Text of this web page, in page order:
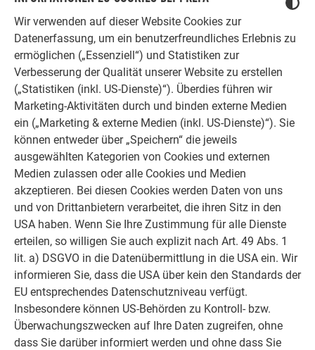
Wir verwenden auf dieser Website Cookies zur
Datenerfassung, um ein benutzerfreundliches Erlebnis zu
ermöglichen („Essenziell“) und Statistiken zur
Verbesserung der Qualität unserer Website zu erstellen
(„Statistiken (inkl. US-Dienste)“). Überdies führen wir
Marketing-Aktivitäten durch und binden externe Medien
ein („Marketing & externe Medien (inkl. US-Dienste)“). Sie
können entweder über „Speichern“ die jeweils
ausgewählten Kategorien von Cookies und externen
Medien zulassen oder alle Cookies und Medien
akzeptieren. Bei diesen Cookies werden Daten von uns
und von Drittanbietern verarbeitet, die ihren Sitz in den
USA haben. Wenn Sie Ihre Zustimmung für alle Dienste
erteilen, so willigen Sie auch explizit nach Art. 49 Abs. 1
lit. a) DSGVO in die Datenübermittlung in die USA ein. Wir
informieren Sie, dass die USA über kein den Standards der
EU entsprechendes Datenschutzniveau verfügt.
Insbesondere können US-Behörden zu Kontroll- bzw.
Überwachungszwecken auf Ihre Daten zugreifen, ohne
dass Sie darüber informiert werden und ohne dass Sie
Deshalb versuchen wir als PREFA in
allen Phasen Ihres Projektes als
starker Begleiter zur Seite zu stehen.
Überzeugen Sie sich selbst!
ERFAHRUNGSBERICHTE LESEN
PREFA SANIERUNGSGALERIE
OBJEKTE VOR UND NACH DER SANIERUNG